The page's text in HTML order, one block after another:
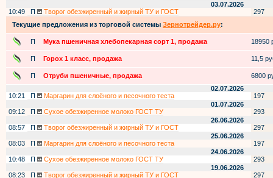
03.07.2026
10:49
П Творог обезжиренный и жирный ТУ и ГОСТ
297
Текущие предложения из торговой системы Зернотрейдер.ру:
П Мука пшеничная хлебопекарная сорт 1, продажа 18950
П Горох 1 класс, продажа 11,5
П Отруби пшеничные, продажа
6800
02.07.2026
10:21
П Маргарин для слоёного и песочного теста
197
01.07.2026
09:12
П Сухое обезжиренное молоко ГОСТ ТУ
293
26.06.2026
08:57
П Творог обезжиренный и жирный ТУ и ГОСТ
297
25.06.2026
08:03
П Маргарин для слоёного и песочного теста
197
24.06.2026
10:48
П Сухое обезжиренное молоко ГОСТ ТУ
293
19.06.2026
08:23
П Творог обезжиренный и жирный ТУ и ГОСТ
297